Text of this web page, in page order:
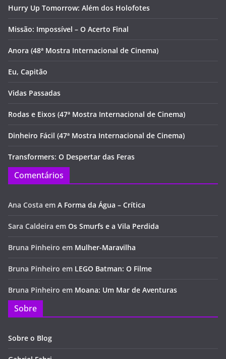
Hurry Up Tomorrow: Além dos Holofotes
Missão: Impossível – O Acerto Final
Anora (48ª Mostra Internacional de Cinema)
Eu, Capitão
Vidas Passadas
Rodas e Eixos (47ª Mostra Internacional de Cinema)
Dinheiro Fácil (47ª Mostra Internacional de Cinema)
Transformers: O Despertar das Feras
Comentários
Ana Costa em A Forma da Água – Crítica
Sara Caldeira em Os Smurfs e a Vila Perdida
Bruna Pinheiro em Mulher-Maravilha
Bruna Pinheiro em LEGO Batman: O Filme
Bruna Pinheiro em Moana: Um Mar de Aventuras
Sobre
Sobre o Blog